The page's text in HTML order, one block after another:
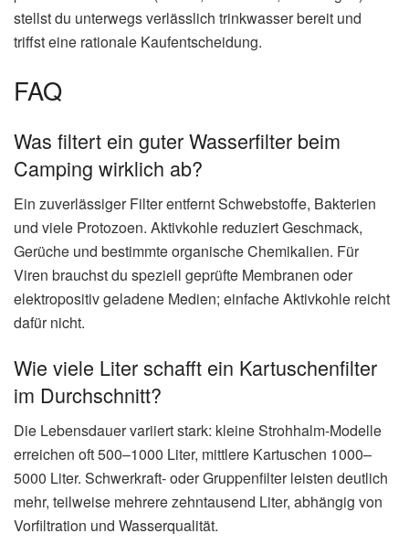
stellst du unterwegs verlässlich trinkwasser bereit und
triffst eine rationale Kaufentscheidung.
FAQ
Was filtert ein guter Wasserfilter beim
Camping wirklich ab?
Ein zuverlässiger Filter entfernt Schwebstoffe, Bakterien
und viele Protozoen. Aktivkohle reduziert Geschmack,
Gerüche und bestimmte organische Chemikalien. Für
Viren brauchst du speziell geprüfte Membranen oder
elektropositiv geladene Medien; einfache Aktivkohle reicht
dafür nicht.
Wie viele Liter schafft ein Kartuschenfilter
im Durchschnitt?
Die Lebensdauer variiert stark: kleine Strohhalm-Modelle
erreichen oft 500–1000 Liter, mittlere Kartuschen 1000–
5000 Liter. Schwerkraft- oder Gruppenfilter leisten deutlich
mehr, teilweise mehrere zehntausend Liter, abhängig von
Vorfiltration und Wasserqualität.